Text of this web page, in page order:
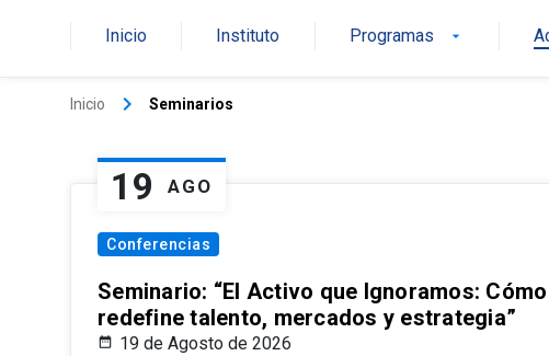
Inicio Instituto Programas arrow_drop_down
Inicio keyboard_arrow_right Seminarios
19 AGO
Conferencias
Seminario: “El Activo que Ignoramos:
redefine talento, mercados y estrategia”
19 de Agosto de 2026